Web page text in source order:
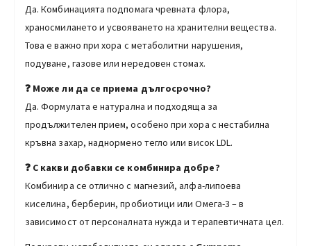
Да. Комбинацията подпомага чревната флора,
храносмилането и усвояването на хранителни вещества.
Това е важно при хора с метаболитни нарушения,
подуване, газове или нередовен стомах.
❓ Може ли да се приема дългосрочно?
Да. Формулата е натурална и подходяща за
продължителен прием, особено при хора с нестабилна
кръвна захар, наднормено тегло или висок LDL.
❓ С какви добавки се комбинира добре?
Комбинира се отлично с магнезий, алфа-липоева
киселина, берберин, пробиотици или Омега-3 – в
зависимост от персоналната нужда и терапевтичната цел.